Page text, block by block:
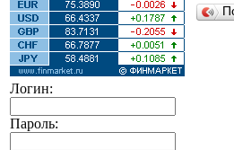
Логин:
Пароль: